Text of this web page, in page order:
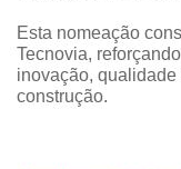
Esta nomeação
Tecnovia,
inovação,
construção.